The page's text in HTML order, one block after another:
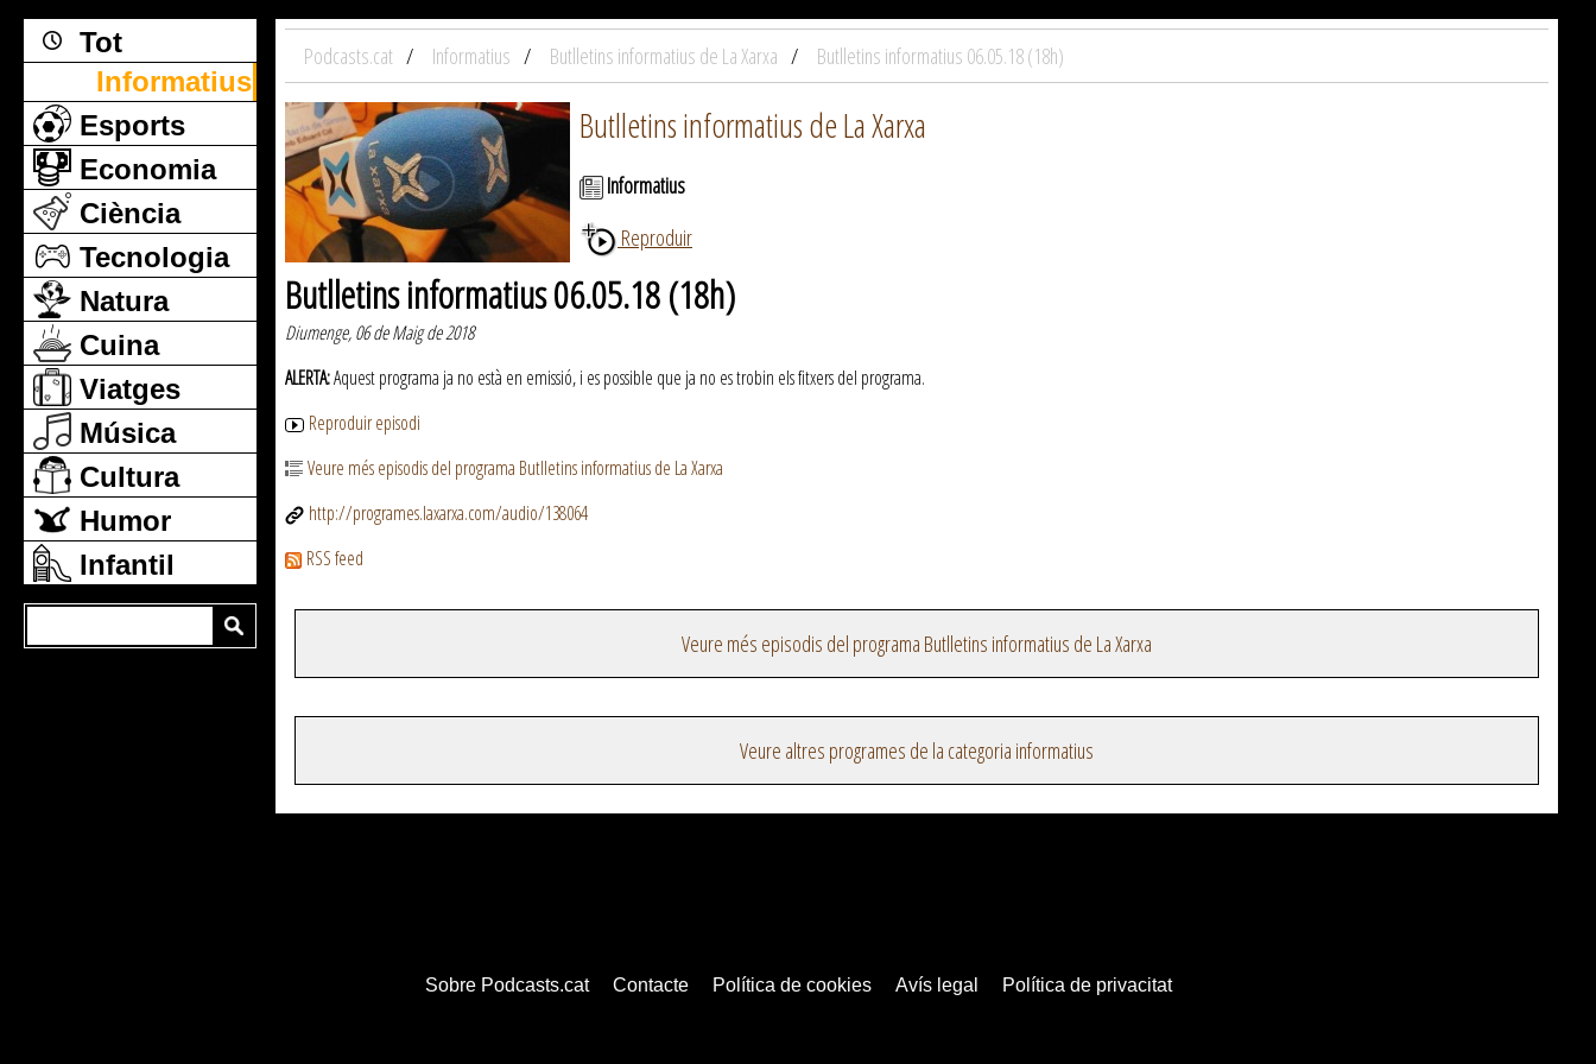
Tot
Informatius
Esports
Economia
Ciència
Tecnologia
Natura
Cuina
Viatges
Música
Cultura
Humor
Infantil
Podcasts.cat Informatius Butlletins informatius de La Xarxa Butlletins informatius 06.05.18 (18h)
Butlletins informatius de La Xarxa
Informatius
Reproduir
Butlletins informatius 06.05.18 (18h)
Diumenge, 06 de Maig de 2018
ALERTA:Aquest programa ja no està en emissió, i es possible que ja no es trobin els fitxers del programa.
Reproduir episodi
Veure més episodis del programa Butlletins informatius de La Xarxa
http://programes.laxarxa.com/audio/138064
RSS feed
Veure més episodis del programa Butlletins informatius de La Xarxa
Veure altres programes de la categoria informatius
Sobre Podcasts.cat Contacte Política de cookies Avís legal Política de privacitat